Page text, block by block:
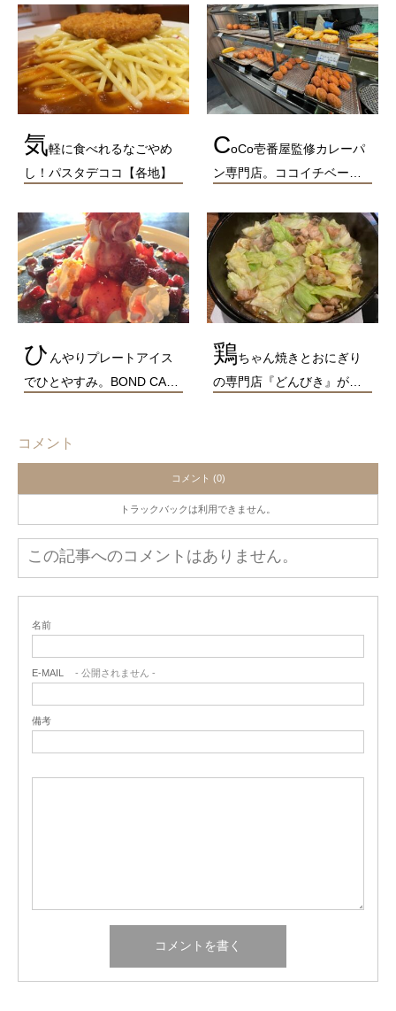
気軽に食べれるなごやめ
し！パスタデココ【各地】
CoCo壱番屋監修カレーパ
ン専門店。ココイチベー…
ひ んやりプレートアイス
でひとやすみ。BOND CA…
鶏ちゃん焼きとおにぎり
の専門店『どんびき』が…
コメント
コメント (0)
トラックバックは利用できません。
この記事へのコメントはありません。
名前
E-MAIL - 公開されません -
備考